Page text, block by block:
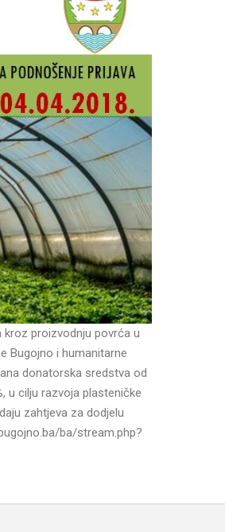
kroz proizvodnju povrća u
Bugojno i humanitarne
donatorska sredstva od
u cilju razvoja plasteničke
zahtjeva za dodjelu
ba/stream.php?